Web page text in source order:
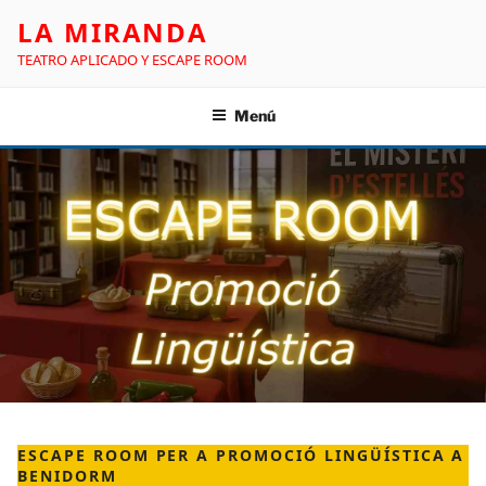
LA MIRANDA
TEATRO APLICADO Y ESCAPE ROOM
Menú
ESCAPE ROOM PER A PROMOCIÓ LINGÜÍSTICA A
BENIDORM